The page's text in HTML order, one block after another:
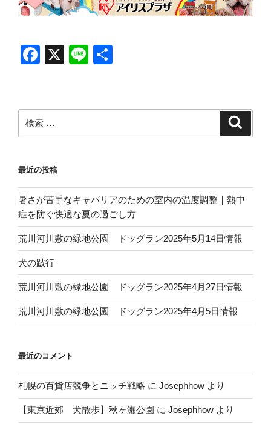
F
e
b
o
k
X
Li
索:
最近の投稿
暑さが苦手なキャバリアのための室内の温度調整｜熱中
症を防ぐ快適な夏の過ごし方
荒川河川敷の緑地公園 ドッグラン2025年5月14日情報
犬の跛行
荒川河川敷の緑地公園 ドッグラン2025年4月27日情報
荒川河川敷の緑地公園 ドッグラン2025年4月5日情報
最近のコメント
札幌の百貨店競争とニッチ戦略 に Josephhow より
【東京近郊 犬散歩】秋ヶ瀬公園 に Josephhow より